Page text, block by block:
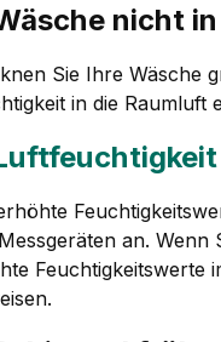
nicht
Sie Ihre Wäsche
in die Raumluft
t
an. Wenn
Feuchtigkeitswerte